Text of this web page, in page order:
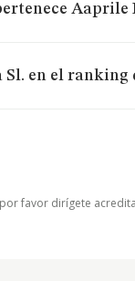
Aaprile
en el
favor dirígete